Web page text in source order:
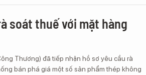
soát thuế với mặt hàng
Thương) đã tiếp nhận hồ sơ yêu cầu rà
bán phá giá một số sản phẩm thép không